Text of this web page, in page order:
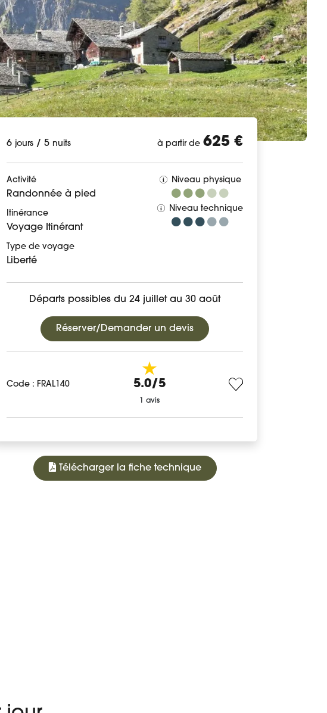
6 jours / 5 nuits à partir de 625 €
Activité
Randonnée à pied
Itinérance
Voyage Itinérant
Type de voyage
Liberté
Niveau physique
Niveau technique
Départs possibles du 24 juillet au 30 août
Réserver/Demander un devis
Code : FRAL140 5.0/5
1 avis
Télécharger la fiche technique